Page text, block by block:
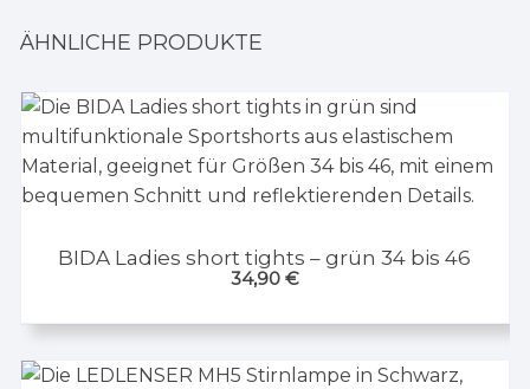
ÄHNLICHE PRODUKTE
BIDA Ladies short tights – grün 34 bis 46
34,90 €